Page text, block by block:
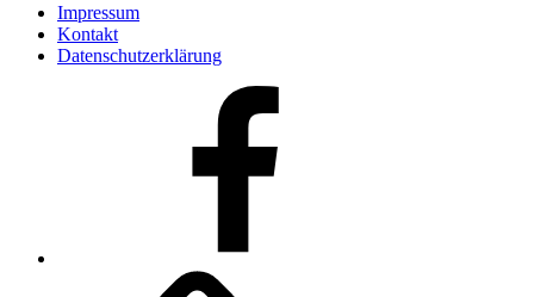
Impressum
Kontakt
Datenschutzerklärung